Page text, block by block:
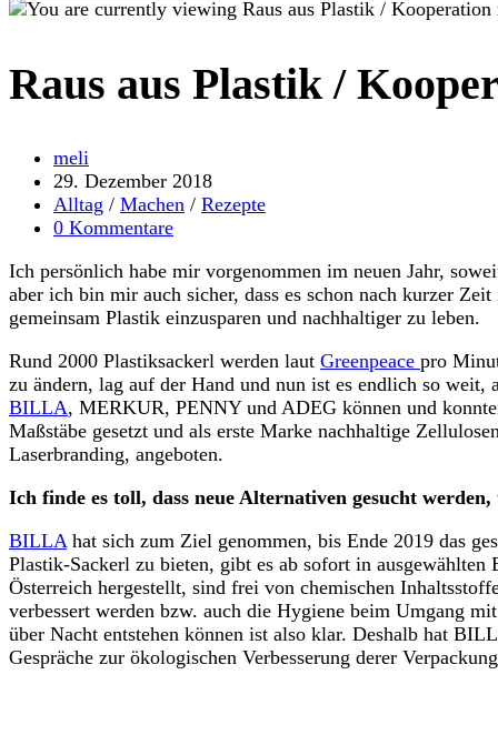
Raus aus Plastik /
Beitrags-
Autor:
meli
Beitrag
veröffentlicht:
29. Dezember 2018
Beitrags-
Kategorie:
Alltag / Machen / Rezepte
Beitrags-
0 Kommentare
Ich persönlich habe mir vorgenommen im neuen Jahr,
aber ich bin mir auch sicher, dass es schon nach kurzer
gemeinsam Plastik einzusparen und nachhaltiger zu leben.
Rund 2000 Plastiksackerl werden laut Greenpeace pro
zu ändern, lag auf der Hand und nun ist es endlich so
BILLA, MERKUR, PENNY und ADEG können und
Maßstäbe gesetzt und als erste Marke nachhaltige
Laserbranding, angeboten.
Ich finde es toll, dass neue Alternativen gesucht
BILLAhat sich zum Ziel genommen, bis Ende 2019 das
Plastik-Sackerl zu bieten, gibt es ab sofort in
Österreich hergestellt, sind frei von chemischen
verbessert werden bzw. auch die Hygiene beim Umgang
über Nacht entstehen können ist also klar. Deshalb hat
Gespräche zur ökologischen Verbesserung derer